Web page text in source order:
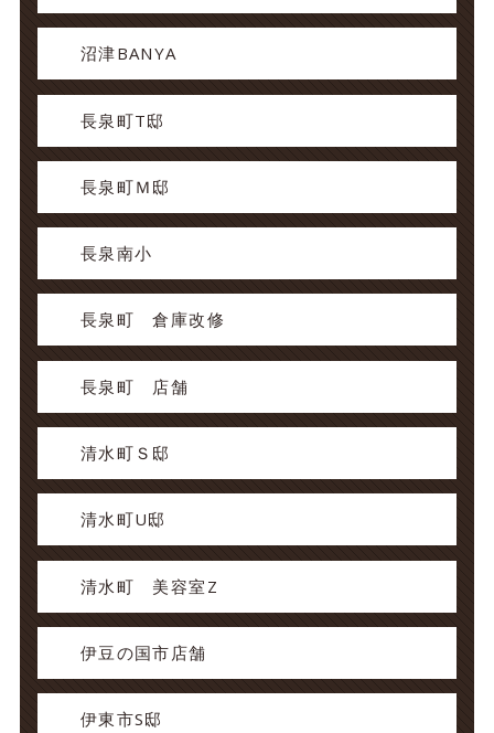
沼津BANYA
長泉町T邸
長泉町Ｍ邸
長泉南小
長泉町 倉庫改修
長泉町 店舗
清水町Ｓ邸
清水町U邸
清水町 美容室Z
伊豆の国市店舗
伊東市S邸